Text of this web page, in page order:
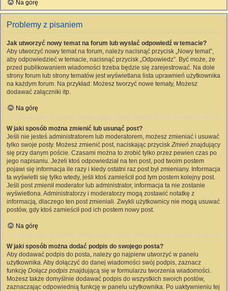
Na górę
Problemy z pisaniem
Jak utworzyć nowy temat na forum lub wysłać odpowiedź w temacie?
Aby utworzyć nowy temat na forum, należy nacisnąć przycisk „Nowy temat”,
aby odpowiedzieć w temacie, nacisnąć przycisk „Odpowiedz”. Być może, że
przed publikowaniem wiadomości trzeba będzie się zarejestrować. Na dole
strony forum lub strony tematów jest wyświetlana lista uprawnień użytkownika
na każdym forum. Na przykład: Możesz tworzyć nowe tematy, Możesz
dodawać załączniki itp.
Na górę
W jaki sposób można zmienić lub usunąć post?
Jeśli nie jesteś administratorem lub moderatorem, możesz zmieniać i usuwać
tylko swoje posty. Możesz zmienić post, naciskając przyciskZmień znajdujący
się przy danym poście. Czasami można to zrobić tylko przez pewien czas po
jego napisaniu. Jeżeli ktoś odpowiedział na ten post, pod twoim postem
pojawi się informacja ile razy i kiedy ostatni raz post był zmieniany. Informacja
ta wyświetli się tylko wtedy, jeśli ktoś zamieścił pod tym postem kolejny post.
Jeśli post zmienił moderator lub administrator, informacja ta nie zostanie
wyświetlona. Administratorzy i moderatorzy mogą zostawić notatkę z
informacją, dlaczego ten post zmieniali. Zwykli użytkownicy nie mogą usuwać
postów, gdy ktoś zamieścił pod ich postem nowy post.
Na górę
W jaki sposób można dodać podpis do swojego posta?
Aby dodawać podpis do posta, należy go najpierw utworzyć w panelu
użytkownika. Aby dołączyć do danej wiadomości swój podpis, zaznacz
funkcję Dołącz podpis znajdującą się w formularzu tworzenia wiadomości.
Możesz także domyślnie dodawać podpis do wszystkich swoich postów,
zaznaczając odpowiednią funkcję w panelu użytkownika. Po uaktywnieniu tej